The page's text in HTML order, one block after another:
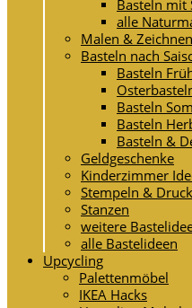
Basteln mit
alle
Malen & Zeichnen
Basteln nach
Basteln
Basteln
Basteln
Basteln &
Geldgeschenke
Kinderzimmer
Stempeln &
Stanzen
weitere
alle Bastelideen
Upcycling
Palettenmöbel
IKEA Hacks